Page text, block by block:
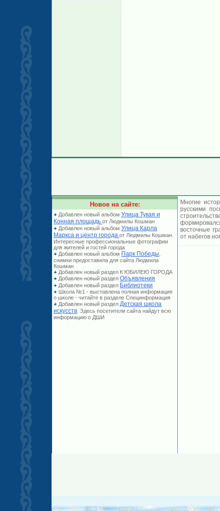
Новое на сайте:
Добавлен новый альбом Улица Тукая и
Конная площадь от Людмилы Кошман
Добавлен новый альбом Улица Карла
Маркса и центр города от Людмилы Кошман.
Интересные профессиональные фотографии
для жителей и гостей города
Добавлен новый альбом Парк Победы
снимки предоставила для сайта Людмила
Кошман
Добавлен новый раздел К ЮБИЛЕЮ ГОРОДА
Добавлен новый раздел Объявления
Добавлен новый раздел Библиотеки
Школа №1 - выставлена полная информация
о школе - читайте в разделе Специнформация
Добавлен новый раздел Детская школа
искусств . Здесь посетители сайта найдут всю
информацию о ДШИ
Многие
русскими
восточные
от набегов